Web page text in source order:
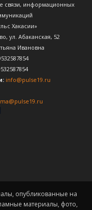
связи, информационных
Хакасии»
ул. Абаканская, 52
Ивановна
info@pulse19.ru
опубликованные на
материалы, фото,